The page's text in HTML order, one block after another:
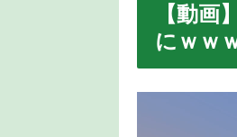
【動
にｗｗ